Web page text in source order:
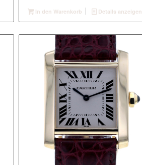
In den Warenkorb Details anzeigen